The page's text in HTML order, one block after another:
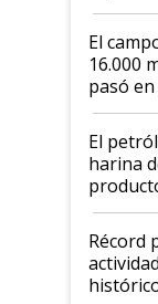
El
16.000
pasó
El
harina
el agro
diez
récord
Récord